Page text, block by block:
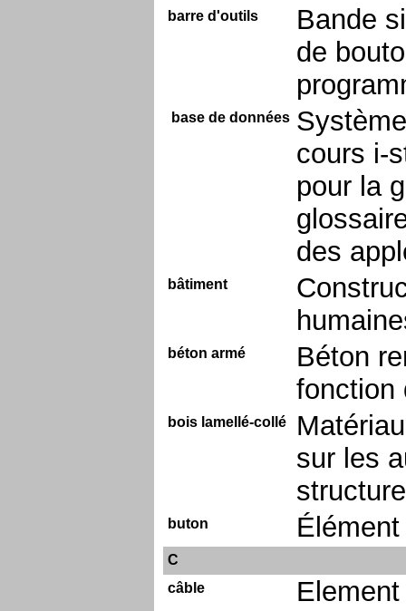
barre d'outils
Bande
de
base de données
cours i-
pour la
des
bâtiment
béton armé
Béton
fonction
bois lamellé-collé
sur les
structure
buton
C
câble